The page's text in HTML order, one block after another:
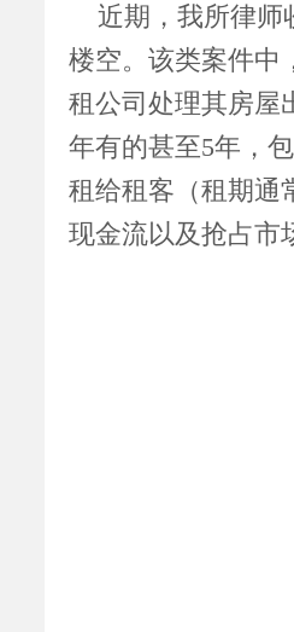
近期，我所律师
楼空。该类案件中
租公司处理其房屋
年有的甚至5年，
租给租客（租期通
现金流以及抢占市